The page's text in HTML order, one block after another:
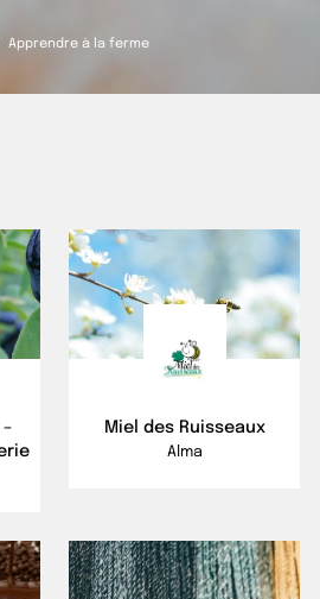
Apprendre à la ferme
Miel des Ruisseaux
Alma